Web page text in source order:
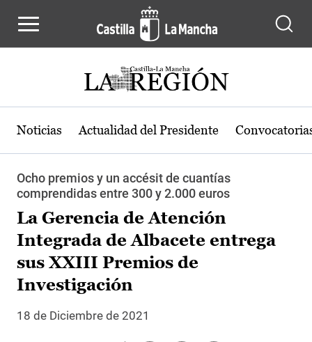
Noticias Actualidad del Presidente
Ocho premios y un accésit de cuantías
comprendidas entre 300 y 2.000 euros
La Gerencia de Atención
Integrada de Albacete entrega
sus XXIII Premios de
Investigación
18 de Diciembre de 2021